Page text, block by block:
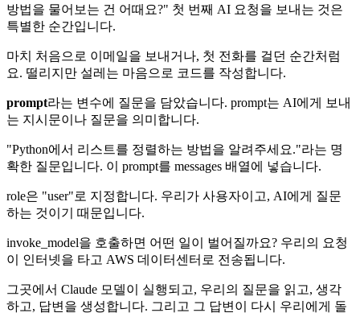
방법을 물어보는 건 어때요?" 첫 번째 AI 요청을 보내는 것은
특별한 순간입니다.
마치 처음으로 이메일을 보내거나, 첫 전화를 걸던 순간처럼
요. 떨리지만 설레는 마음으로 코드를 작성합니다.
prompt라는 변수에 질문을 담았습니다. prompt는 AI에게 보내
는 지시문이나 질문을 의미합니다.
"Python에서 리스트를 정렬하는 방법을 알려주세요."라는 명
확한 질문입니다. 이 prompt를 messages 배열에 넣습니다.
role은 "user"로 지정합니다. 우리가 사용자이고, AI에게 질문
하는 것이기 때문입니다.
invoke_model을 호출하면 어떤 일이 벌어질까요? 우리의 요청
이 인터넷을 타고 AWS 데이터센터로 전송됩니다.
그곳에서 Claude 모델이 실행되고, 우리의 질문을 읽고, 생각
하고, 답변을 생성합니다. 그리고 그 답변이 다시 우리에게 돌